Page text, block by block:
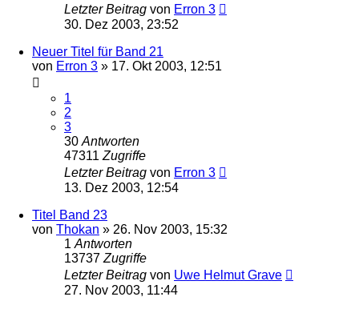
Letzter Beitrag von Erron 3
30. Dez 2003, 23:52
Neuer Titel für Band 21
von Erron 3 » 17. Okt 2003, 12:51
1
2
3
30 Antworten
47311 Zugriffe
Letzter Beitrag von Erron 3
13. Dez 2003, 12:54
Titel Band 23
von Thokan » 26. Nov 2003, 15:32
1 Antworten
13737 Zugriffe
Letzter Beitrag von Uwe Helmut Grave
27. Nov 2003, 11:44